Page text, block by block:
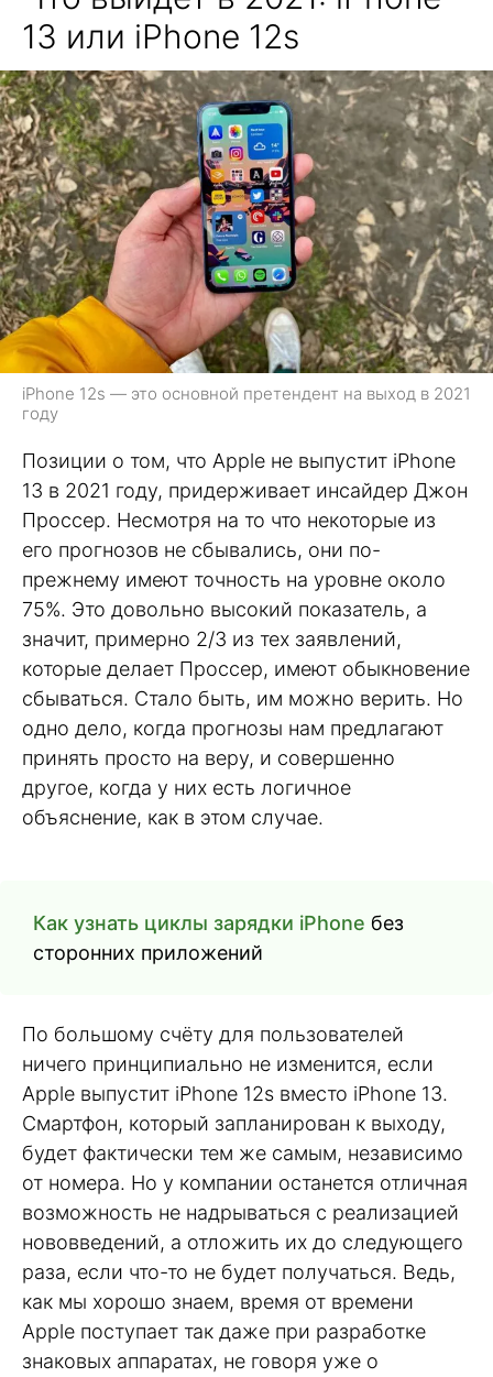
13 или iPhone 12s
iPhone 12s — это основной претендент на выход в 2021
году
Позиции о том, что Apple не выпустит iPhone
13 в 2021 году, придерживает инсайдер Джон
Проссер. Несмотря на то что некоторые из
его прогнозов не сбывались, они по-
прежнему имеют точность на уровне около
75%. Это довольно высокий показатель, а
значит, примерно 2/3 из тех заявлений,
которые делает Проссер, имеют обыкновение
сбываться. Стало быть, им можно верить. Но
одно дело, когда прогнозы нам предлагают
принять просто на веру, и совершенно
другое, когда у них есть логичное
объяснение, как в этом случае.
Как узнать циклы зарядки iPhone без
сторонних приложений
По большому счёту для пользователей
ничего принципиально не изменится, если
Apple выпустит iPhone 12s вместо iPhone 13.
Смартфон, который запланирован к выходу,
будет фактически тем же самым, независимо
от номера. Но у компании останется отличная
возможность не надрываться с реализацией
нововведений, а отложить их до следующего
раза, если что-то не будет получаться. Ведь,
как мы хорошо знаем, время от времени
Apple поступает так даже при разработке
знаковых аппаратах, не говоря уже о